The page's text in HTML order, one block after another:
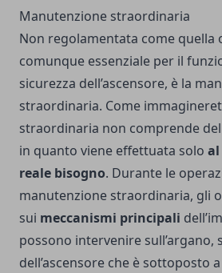
Manutenzione straordinaria
Non regolamentata come quella
comunque essenziale per il
sicurezza dell’ascensore, è la
straordinaria. Come
straordinaria non comprende
in quanto viene effettuata solo al
reale bisogno. Durante le
manutenzione straordinaria, gli
sui meccanismi principali
possono intervenire sull’argano,
dell’ascensore che è sottoposto